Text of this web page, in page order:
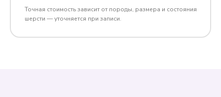
Точная стоимость зависит от породы, размера и состояния
шерсти — уточняется при записи.